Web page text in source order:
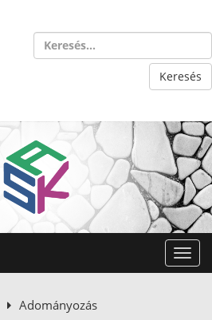
Adományozás